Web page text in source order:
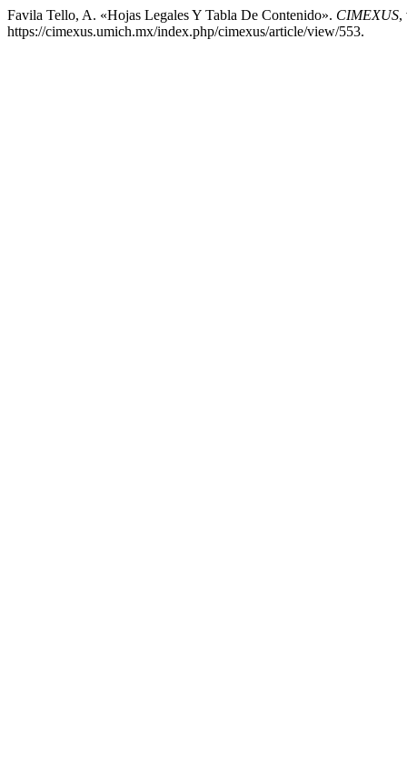
Favila Tello, A. «Hojas Legales Y Tabla De Contenido». CIMEXUS,
https://cimexus.umich.mx/index.php/cimexus/article/view/553.